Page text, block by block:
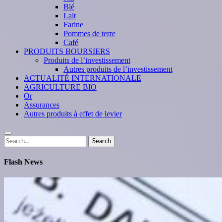
Blé
Lait
Farine
Pommes de terre
Café
PRODUITS BOURSIERS
Produits de l’investissement
Autres produits de l’investissement
ACTUALITÉ INTERNATIONALE
AGRICULTURE BIO
Or
Assurances
Autres produits à effet de levier
Search
for:
Search
Flash News